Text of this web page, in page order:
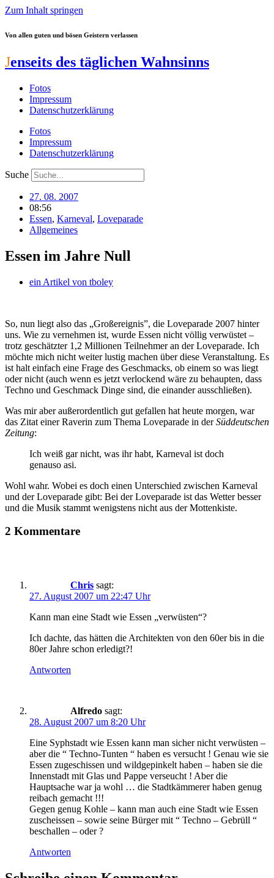
Zum Inhalt springen
Von allen guten und bösen Geistern verlassen
Jenseits des täglichen Wahnsinns
Fotos
Impressum
Datenschutzerklärung
Fotos
Impressum
Datenschutzerklärung
Suche
27. 08. 2007
08:56
Essen, Karneval, Loveparade
Allgemeines
Essen im Jahre Null
ein Artikel von tboley
So, nun liegt also das „Großereignis”, die Loveparade 2007 hinter
uns. Wie zu vernehmen ist, wurde Essen nicht völlig verwüstet –
trotz geschätzter 1,2 Millionen Teilnehmer an der Loveparade. Ich
möchte mich nicht weiter lustig machen über diese Veranstaltung. Es
ist halt einfach eine Frage des Geschmacks, ob einem so was liegt
oder nicht (auch wenn es jetzt verlockend wäre zu behaupten, dass
Techno und Geschmack Dinge sind, die einander ausschließen).
Was mir aber außerordentlich gut gefallen hat heute morgen, war
das Zitat einer Raverin zum Thema Loveparade in derSüddeutschen
Zeitung:
Ich weiß gar nicht, was ihr habt, Karneval ist doch
genauso asi.
Wohl wahr. Wobei es doch einen Unterschied zwischen Karneval
und der Loveparade gibt: Bei der Loveparade ist das Wetter besser
und die Musik stammt wenigstens nicht aus der Mottenkiste.
2 Kommentare
Chris sagt:
27. August 2007 um 22:47 Uhr
Kann man eine Stadt wie Essen „verwüsten“?
Ich dachte, das hätten die Architekten von den 60er bis in die
80er Jahre schon erledigt?!
Antworten
Alfredo sagt:
28. August 2007 um 8:20 Uhr
Eine Syphstadt wie Essen kann man sicher nicht verwüsten –
aber die “ Techno-Tunten “ haben es versucht ! Genau wie sie
Essen zugeschissen und wildgepinkelt haben – haben sie die
Innenstadt mit Glas und Pappe verseucht ! Aber die
Hauptsache war ja wohl … die Stadtkämmerer haben genug
reibach gemacht !!!
Gegen genug Kohle – kann man auch eine Stadt wie Essen
zuscheissen – sowie seine Bürger mit “ Techno – Gebrüll “
beschallen – oder ?
Antworten